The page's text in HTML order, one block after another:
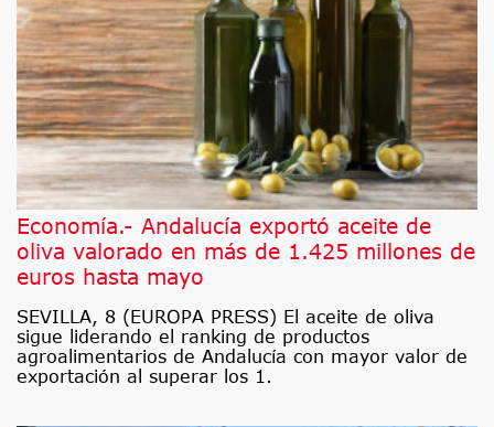
Economía.- Andalucía exportó aceite de
oliva valorado en más de 1.425 millones de
euros hasta mayo
SEVILLA, 8 (EUROPA PRESS) El aceite de oliva
sigue liderando el ranking de productos
agroalimentarios de Andalucía con mayor valor de
exportación al superar los 1.